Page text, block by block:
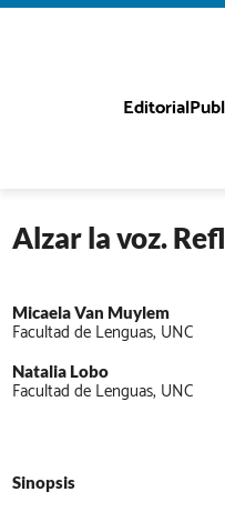
Editorial
Alzar la voz.
Micaela Van Muylem
Facultad de Lenguas, UNC
Natalia Lobo
Facultad de Lenguas, UNC
Sinopsis